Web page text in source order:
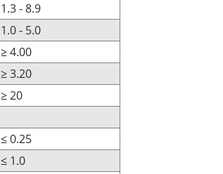
1.3 - 8.9
1.0 - 5.0
≥ 4.00
≥ 3.20
≥ 20
≤ 0.25
≤ 1.0